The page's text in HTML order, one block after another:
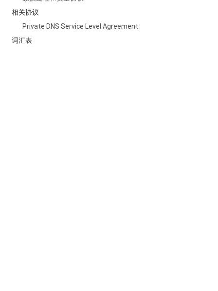
相关协议
Private DNS Service Level Agreement
词汇表